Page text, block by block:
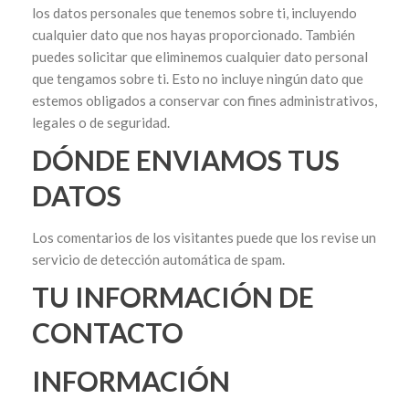
los datos personales que tenemos sobre ti, incluyendo
cualquier dato que nos hayas proporcionado. También
puedes solicitar que eliminemos cualquier dato personal
que tengamos sobre ti. Esto no incluye ningún dato que
estemos obligados a conservar con fines administrativos,
legales o de seguridad.
DÓNDE ENVIAMOS TUS
DATOS
Los comentarios de los visitantes puede que los revise un
servicio de detección automática de spam.
TU INFORMACIÓN DE
CONTACTO
INFORMACIÓN